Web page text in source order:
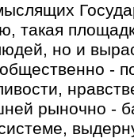
такая
но и
-
рыночно -